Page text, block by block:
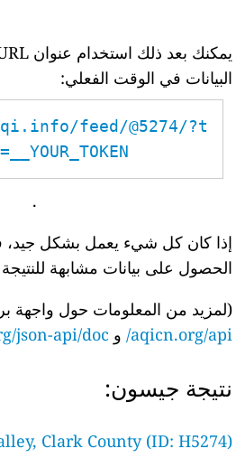
البيانات في الوقت الفعلي:
feed/@5274/?t
.
إذا كان كل شيء يعمل بشكل جيد،
الحصول على بيانات مشابهة للنتيجة
(لمزيد من المعلومات حول واجهة
aqicn.org/api/ و json-api/doc/
نتيجة جيسون:
Clark County (ID: H5274)